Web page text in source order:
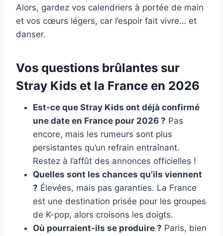
Alors, gardez vos calendriers à portée de main
et vos cœurs légers, car l’espoir fait vivre… et
danser.
Vos questions brûlantes sur
Stray Kids et la France en 2026
Est-ce que Stray Kids ont déjà confirmé
une date en France pour 2026 ? Pas
encore, mais les rumeurs sont plus
persistantes qu’un refrain entraînant.
Restez à l’affût des annonces officielles !
Quelles sont les chances qu’ils viennent
? Élevées, mais pas garanties. La France
est une destination prisée pour les groupes
de K-pop, alors croisons les doigts.
Où pourraient-ils se produire ? Paris, bien